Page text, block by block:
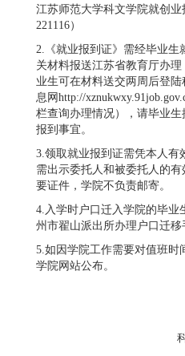
江苏师范大学科文学院就创业
221116）
2.《就业报到证》需经毕业生
关材料报送江苏省教育厅办
业生可在材料送交两周后登
息网http://
栏查询办理情况），请毕业
报到事宜。
3.领取就业报到证需凭本人有
需出示委托人和被委托人的
要证件，学院不负责邮寄。
4.入学时户口迁入学院的毕业
州市翟山派出所办理户口迁移
5.如因学院工作需要对值班时
学院网站公布。